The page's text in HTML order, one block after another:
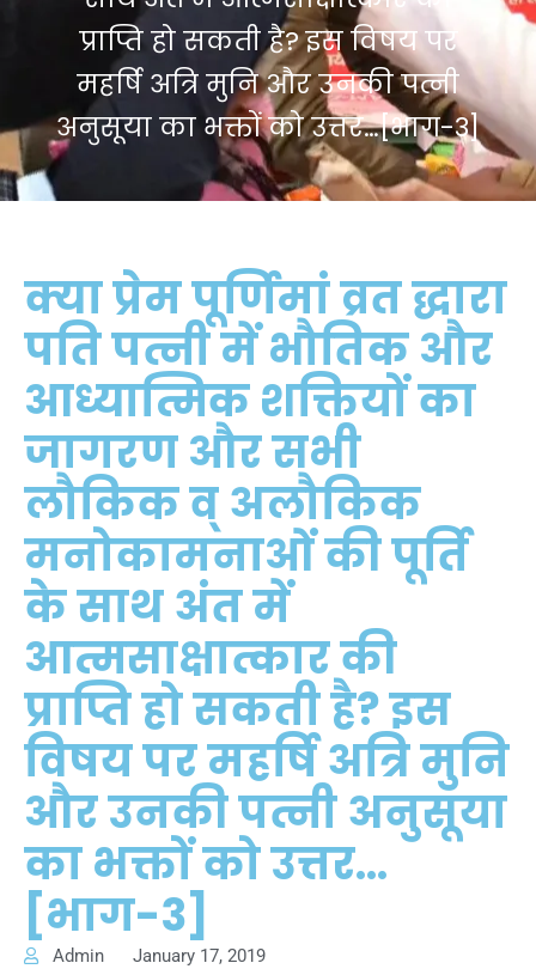
प्राप्ति हो सकती है? इस विषय पर
महर्षि अत्रि मुनि और उनकी पत्नी
अनुसूया का भक्तों को उत्तर…[भाग-3]
क्या प्रेम पूर्णिमां व्रत द्धारा
पति पत्नी में भौतिक और
आध्यात्मिक शक्तियों का
जागरण और सभी
लौकिक व् अलौकिक
मनोकामनाओं की पूर्ति
के साथ अंत में
आत्मसाक्षात्कार की
प्राप्ति हो सकती है? इस
विषय पर महर्षि अत्रि मुनि
और उनकी पत्नी अनुसूया
का भक्तों को उत्तर…
[भाग-3]
Admin
January 17, 2019